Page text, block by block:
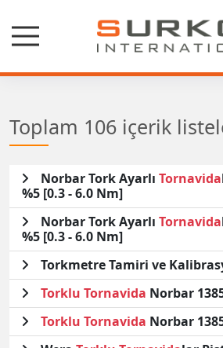
Toplam 106 içerik
Norbar Tork Ayarlı Tornavida
%5 [0.3 - 6.0 Nm]
Norbar Tork Ayarlı Tornavida
%5 [0.3 - 6.0 Nm]
Torkmetre Tamiri ve
Torklu Tornavida Norbar
Torklu Tornavida Norbar